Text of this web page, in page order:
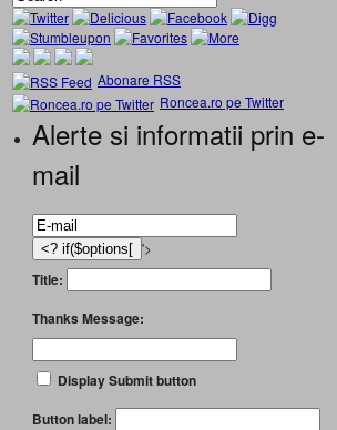
Abonare RSS
Roncea.ro pe Twitter
Alerte si informatii prin e-
mail
'>
Title:
Thanks Message:
Display Submit button
Button label: